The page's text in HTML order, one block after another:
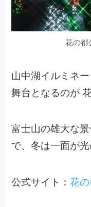
花の
山中湖イルミネ
舞台となるのが
富士山の雄大な
で、冬は一面が
公式サイト：花